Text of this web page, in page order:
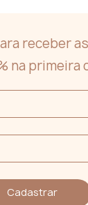
receber
na primeira
Cadastrar